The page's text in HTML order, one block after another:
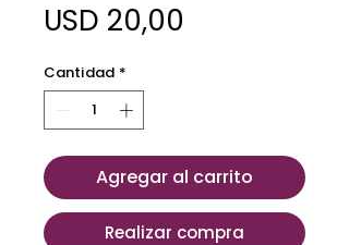
USD 20,00
Cantidad *
Agregar al carrito
Realizar compra